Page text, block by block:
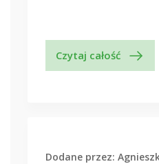
Czytaj całość
Dodane przez: